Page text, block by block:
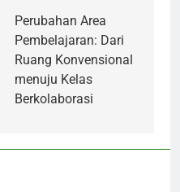
Perubahan Area
Pembelajaran: Dari
Ruang Konvensional
menuju Kelas
Berkolaborasi